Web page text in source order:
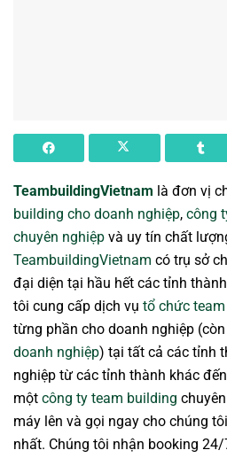
TeambuildingVietnam là đơn vị
building cho doanh nghiệp, công
chuyên nghiệp và uy tín chất
TeambuildingVietnam có trụ sở
đại diện tại hầu hết các tỉnh
tôi cung cấp dịch vụ tổ chức
từng phần cho doanh nghiệp
doanh nghiệp) tại tất cả các tỉnh
nghiệp từ các tỉnh thành khác
một công ty team building
máy lên và gọi ngay cho chúng
nhất. Chúng tôi nhận booking